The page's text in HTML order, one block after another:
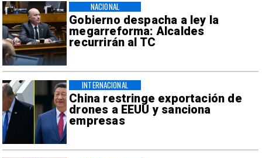
Gobierno despacha a ley la
megarreforma: Alcaldes
recurrirán al TC
NACIONAL
China restringe exportación de
drones a EEUU y sanciona
empresas
INTERNACIONAL